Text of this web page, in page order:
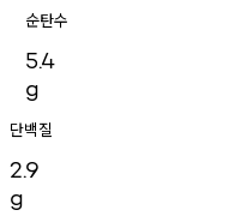
순탄수
5.4
g
단백질
2.9
g